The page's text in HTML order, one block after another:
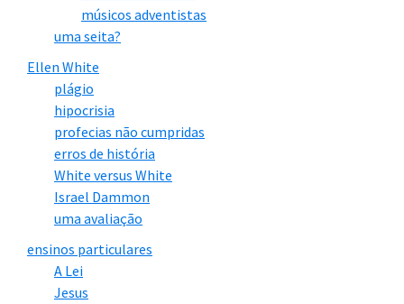
músicos adventistas
uma seita?
Ellen White
plágio
hipocrisia
profecias não cumpridas
erros de história
White versus White
Israel Dammon
uma avaliação
ensinos particulares
A Lei
Jesus